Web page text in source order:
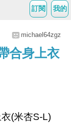
我的
訂閱
michael64zgz
合身上衣
(米杏S-L)